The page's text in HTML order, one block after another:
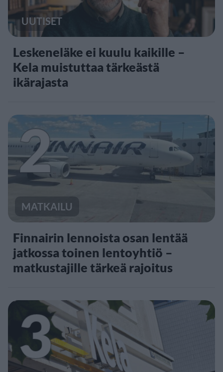
UUTISET
Leskeneläke ei kuulu kaikille –
Kela muistuttaa tärkeästä
ikärajasta
2
MATKAILU
Finnairin lennoista osan lentää
jatkossa toinen lentoyhtiö –
matkustajille tärkeä rajoitus
3